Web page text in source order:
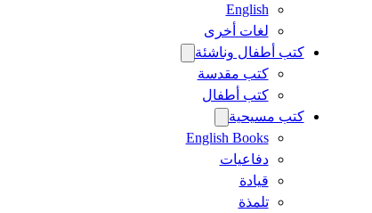
English
لغات أخرى
كتب أطفال وناشئة
كتب مقدسة
كتب أطفال
كتب مسيحية
English Books
دفاعيات
قيادة
تلمذة